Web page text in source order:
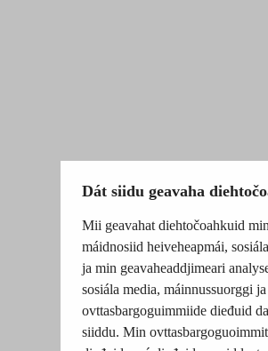
Dát siidu geavaha
Mii geavahat diehtočoahkuid
máidnosiid heiveheapmái,
ja min geavaheaddjimeari
sosiála media, máinnussuorggi
ovttasbargoguimmiide dieđuid
siiddu. Min